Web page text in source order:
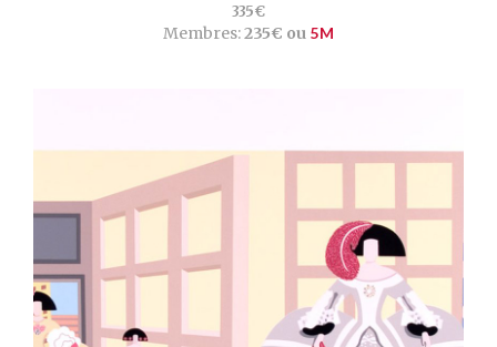
335€
Membres:235€ ou 5M